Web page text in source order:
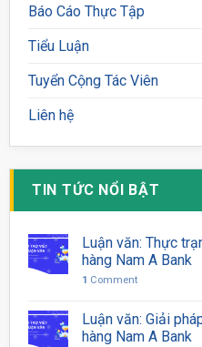
Báo Cáo Thực Tập
Tiểu Luận
Tuyển Cộng Tác Viên
Liên hệ
TIN TỨC NỔI BẬT
Luận văn: Thực
hàng Nam A Bank
1 Comment
Luận văn: Giải
hàng Nam A Bank